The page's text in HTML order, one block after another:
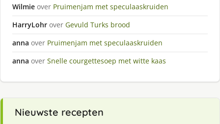
Wilmie over Pruimenjam met speculaaskruiden
HarryLohr over Gevuld Turks brood
anna over Pruimenjam met speculaaskruiden
anna over Snelle courgettesoep met witte kaas
Nieuwste recepten